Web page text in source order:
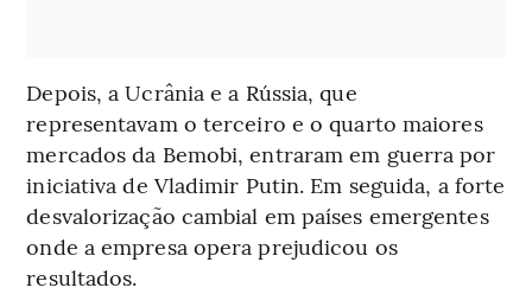
Depois, a Ucrânia e a Rússia, que
representavam o terceiro e o quarto maiores
mercados da Bemobi, entraram em guerra por
iniciativa de Vladimir Putin. Em seguida, a forte
desvalorização cambial em países emergentes
onde a empresa opera prejudicou os
resultados.